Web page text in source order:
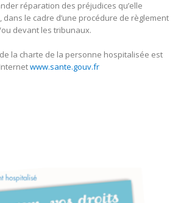
réparation des préjudices qu’elle
le cadre d’une procédure de règlement
devant les tribunaux.
la charte de la personne hospitalisée est
www.sante.gouv.fr